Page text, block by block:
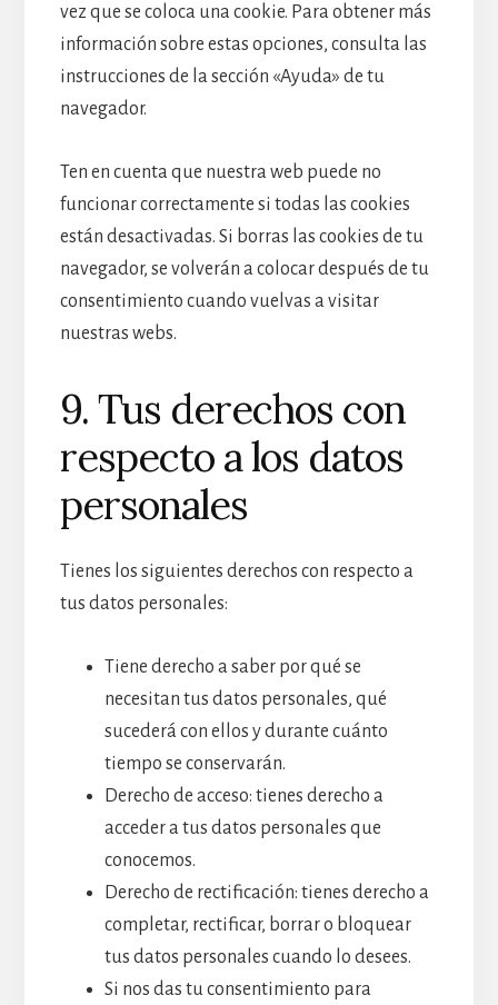
vez que se coloca una cookie. Para obtener más
información sobre estas opciones, consulta las
instrucciones de la sección «Ayuda» de tu
navegador.
Ten en cuenta que nuestra web puede no
funcionar correctamente si todas las cookies
están desactivadas. Si borras las cookies de tu
navegador, se volverán a colocar después de tu
consentimiento cuando vuelvas a visitar
nuestras webs.
9. Tus derechos con
respecto a los datos
personales
Tienes los siguientes derechos con respecto a
tus datos personales:
Tiene derecho a saber por qué se
necesitan tus datos personales, qué
sucederá con ellos y durante cuánto
tiempo se conservarán.
Derecho de acceso: tienes derecho a
acceder a tus datos personales que
conocemos.
Derecho de rectificación: tienes derecho a
completar, rectificar, borrar o bloquear
tus datos personales cuando lo desees.
Si nos das tu consentimiento para